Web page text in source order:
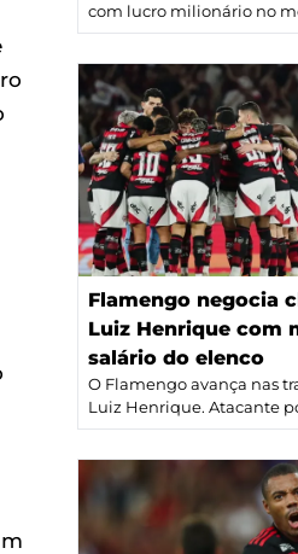
com lucro milionário no
Flamengo negocia
Luiz Henrique com
salário do elenco
O Flamengo avança nas
Luiz Henrique. Atacante